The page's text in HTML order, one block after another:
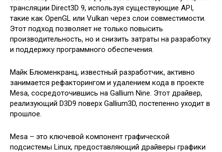
трансляции Direct3D 9, используя существующие API,
такие как OpenGL или Vulkan через слои совместимости.
Этот подход позволяет не только повысить
производительность, но и снизить затраты на разработку
и поддержку программного обеспечения.
Майк Блюменкранц, известный разработчик, активно
занимается рефакторингом и удалением кода в проекте
Mesa, сосредоточившись на Gallium Nine. Этот драйвер,
реализующий D3D9 поверх Gallium3D, постепенно уходит в
прошлое.
Mesa – это ключевой компонент графической
подсистемы Linux, предоставляющий драйверы графики